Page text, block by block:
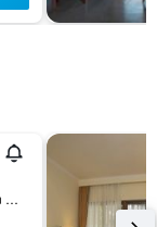
Jalan Danau Tamblingan No. 166, 덴파사르, 인도네시아